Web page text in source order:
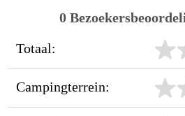
0
Totaal:
Campingterrein: